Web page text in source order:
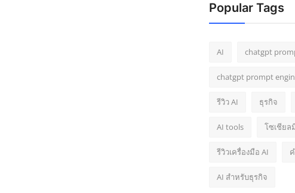
Popular Tags
AI chatgpt
chatgpt prompt
รีวิว AI ธุรกิจ
AI tools โซเชียล
รีวิวเครื่องมือ AI
AI สำหรับธุรกิจ